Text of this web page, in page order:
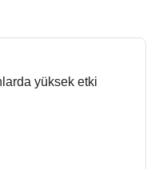
yüksek etki